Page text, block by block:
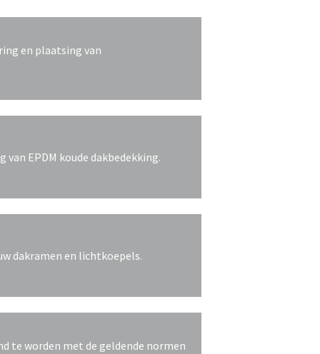
en plaatsing van
EPDM koude dakbedekking.
dakramen en lichtkoepels.
te worden met de geldende normen